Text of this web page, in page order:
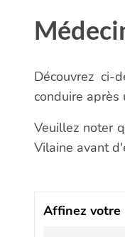
Découvrez
conduire
Veuillez noter
Vilaine avant
Affinez votre